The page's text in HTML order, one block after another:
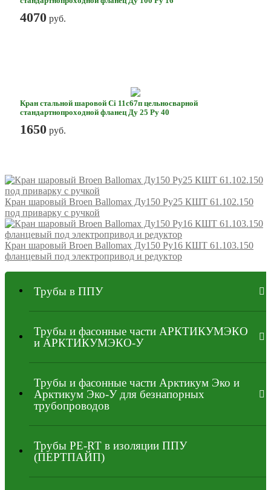
4070 руб.
Кран стальной шаровой Ci 11с67п цельносварной
стандартнопроходной фланец Ду 25 Ру 40
1650 руб.
Кран шаровый Broen Ballomax Ду150 Ру25 КШТ 61.102.150
под приварку с ручкой
Кран шаровый Broen Ballomax Ду150 Ру16 КШТ 61.103.150
фланцевый под электропривод и редуктор
Трубы в ППУ
Трубы и фасонные части АРКТИКУМЭКО
и АРКТИКУМЭКО-У
Трубы и фасонные части Арктикум Эко и
Арктикум Эко-У для безнапорных
трубопроводов
Трубы PE-RT в изоляции ППУ
(ПЕРТПАЙП)